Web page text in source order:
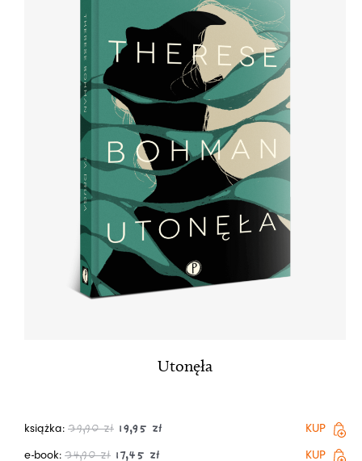
Utonęła
książka: 39,90zł 19,95 zł
KUP
e-book: 34,90zł 17,45 zł KUP